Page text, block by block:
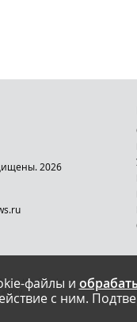
файлы и
с ним.
2026
and the Google
apply.